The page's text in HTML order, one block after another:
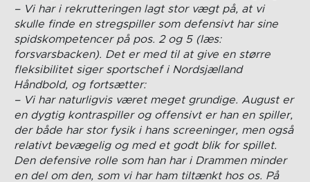
– Vi har i rekrutteringen lagt stor vægt på, at vi
skulle finde en stregspiller som defensivt har sine
spidskompetencer på pos. 2 og 5 (læs:
forsvarsbacken). Det er med til at give en større
fleksibilitet siger sportschef i Nordsjælland
Håndbold, og fortsætter:
– Vi har naturligvis været meget grundige. August er
en dygtig kontraspiller og offensivt er han en spiller,
der både har stor fysik i hans screeninger, men også
relativt bevægelig og med et godt blik for spillet.
Den defensive rolle som han har i Drammen minder
en del om den, som vi har ham tiltænkt hos os. På